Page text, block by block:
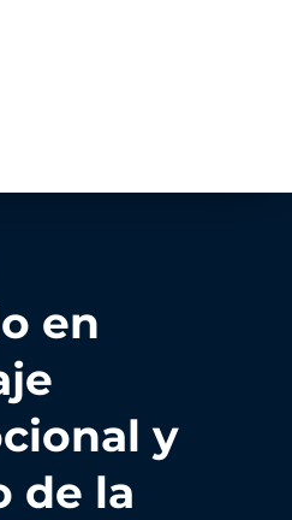
en
y
de la